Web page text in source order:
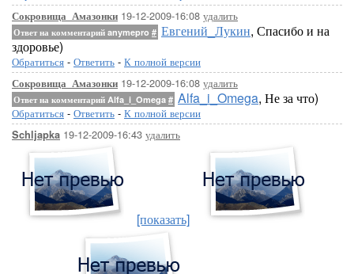
Сокровища_Амазонки 19-12-2009-16:08 удалить
Ответ на комментарий anymepro # Евгений_Лукин, Спасибо и на
здоровье)
Обратиться - Ответить - К полной версии
Сокровища_Амазонки 19-12-2009-16:08 удалить
Ответ на комментарий Alfa_i_Omega # Alfa_i_Omega, Не за что)
Обратиться - Ответить - К полной версии
Schljapka 19-12-2009-16:43 удалить
[показать]